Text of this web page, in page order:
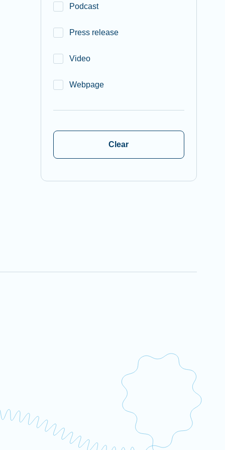
Podcast
Press release
Video
Webpage
Clear